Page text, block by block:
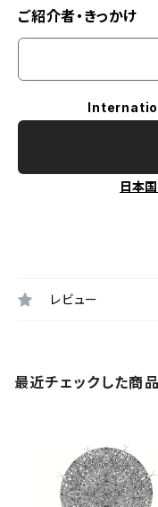
ご紹介者・きっかけ
日本
レビュー
最近チェックした商品